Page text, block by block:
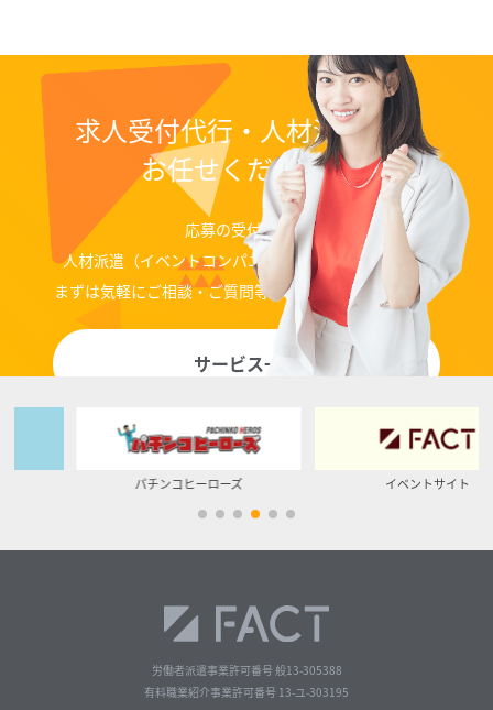
求人受付代行・人材派遣なら
お任せください！
応募の受付代行、
人材派遣（イベントコンパニオン、ディレクター）等
まずは気軽にご相談・ご質問等お問い合わせください。
サービス一覧
パチンコヒーローズ イベントサイト
労働者派遣事業許可番号 般13-305388
有料職業紹介事業許可番号 13-ユ-303195